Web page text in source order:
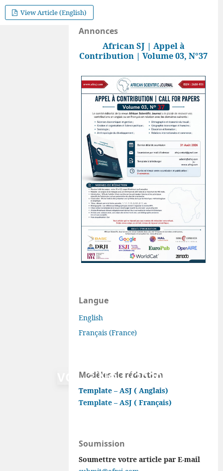
VOL. 3 NO 1 (2020)
View Article (English)
Annonces
African SJ | Appel à
Contribution | Volume 03, N°37
Langue
English
Français (France)
Modèles de rédaction
Template – ASJ ( Anglais)
Template – ASJ ( Français)
Soumission
Soumettre votre article par E-mail